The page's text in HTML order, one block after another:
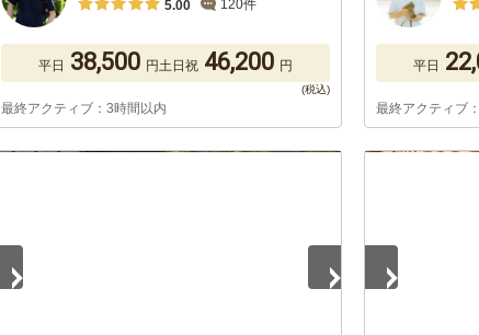
5.00
120件
平日 38,500 円土日祝 46,200 円
最終アクティブ：3時間以内
平日
最終アクティブ